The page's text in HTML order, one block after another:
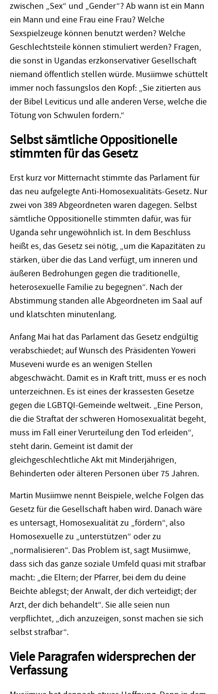
zwischen „Sex“ und „Gender“? Ab wann ist ein Mann
ein Mann und eine Frau eine Frau? Welche
Sexspielzeuge können benutzt werden? Welche
Geschlechtsteile können stimuliert werden? Fragen,
die sonst in Ugandas erzkonservativer Gesellschaft
niemand öffentlich stellen würde. Musiimwe schüttelt
immer noch fassungslos den Kopf: „Sie zitierten aus
der Bibel Leviticus und alle anderen Verse, welche die
Tötung von Schwulen fordern.“
Selbst sämtliche Oppositionelle
stimmten für das Gesetz
Erst kurz vor Mitternacht stimmte das Parlament für
das neu aufgelegte Anti-Homosexualitäts-Gesetz. Nur
zwei von 389 Abgeordneten waren dagegen. Selbst
sämtliche Oppositionelle stimmten dafür, was für
Uganda sehr ungewöhnlich ist. In dem Beschluss
heißt es, das Gesetz sei nötig, „um die Kapazitäten zu
stärken, über die das Land verfügt, um inneren und
äußeren Bedrohungen gegen die traditionelle,
heterosexuelle Familie zu begegnen“. Nach der
Abstimmung standen alle Abgeordneten im Saal auf
und klatschten minutenlang.
Anfang Mai hat das Parlament das Gesetz endgültig
verabschiedet; auf Wunsch des Präsidenten Yoweri
Museveni wurde es an wenigen Stellen
abgeschwächt. Damit es in Kraft tritt, muss er es noch
unterzeichnen. Es ist eines der krassesten Gesetze
gegen die LGBTQI-Gemeinde weltweit. „Eine Person,
die die Straftat der schweren Homosexualität begeht,
muss im Fall einer Verurteilung den Tod erleiden“,
steht darin. Gemeint ist damit der
gleichgeschlechtliche Akt mit Minderjährigen,
Behinderten oder älteren Personen über 75 Jahren.
Martin Musiimwe nennt Beispiele, welche Folgen das
Gesetz für die Gesellschaft haben wird. Danach wäre
es untersagt, Homosexualität zu „fördern“, also
Homosexuelle zu „unterstützen“ oder zu
„normalisieren“. Das Problem ist, sagt Musiimwe,
dass sich das ganze soziale Umfeld quasi mit strafbar
macht: „die Eltern; der Pfarrer, bei dem du deine
Beichte ablegst; der Anwalt, der dich verteidigt; der
Arzt, der dich behandelt“. Sie alle seien nun
verpflichtet, „dich anzuzeigen, sonst machen sie sich
selbst strafbar“.
Viele Paragrafen widersprechen der
Verfassung